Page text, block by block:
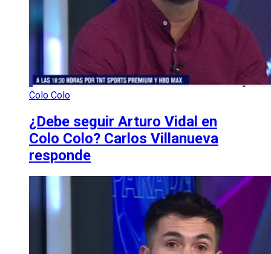
Colo Colo
¿Debe seguir Arturo Vidal en
Colo Colo? Carlos Villanueva
responde